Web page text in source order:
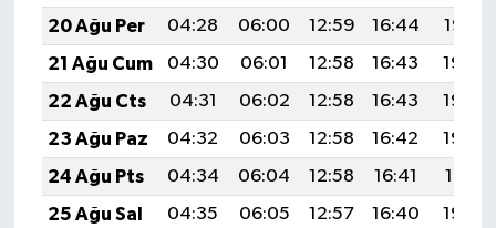
20 Ağu Per
04:28 06:00 12:59 16:44
19:47
21 Ağu Cum
04:30 06:01 12:58 16:43
19:46
22 Ağu Cts
04:31 06:02 12:58 16:43
19:44
23 Ağu Paz
04:32 06:03 12:58 16:42
19:43
24 Ağu Pts
04:34 06:04 12:58 16:41
19:41
25 Ağu Sal
04:35 06:05 12:57 16:40 19:40